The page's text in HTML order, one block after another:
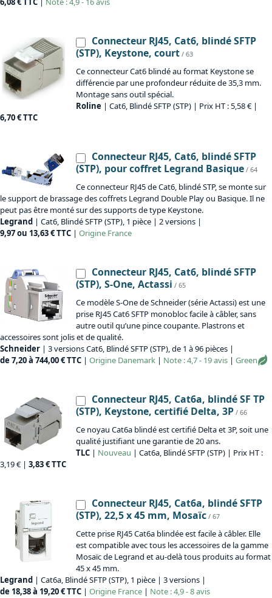
Connecteur RJ45, Cat6, blindé SFTP
(STP), Keystone, court / 63
Ce connecteur Cat6 blindé au format Keystone se
différencie par une profondeur réduite de 35,3 mm.
Montage sans outil spécial.
Roline | Cat6, Blindé SFTP (STP) | Prix HT : 5,58 € |
6,70 € TTC
Connecteur RJ45, Cat6, blindé SFTP
(STP), pour coffret Legrand Basique / 64
Ce connecteur RJ45 de Cat6, blindé STP, se monte sur
le support de brassage des coffrets Legrand Double Play ou Basique. Il ne
peut pas être monté sur des supports de type Keystone.
Legrand | Cat6, Blindé SFTP (STP), 1 pièce | 2 versions |
9,97 ou 13,63 € TTC | Origine France
Connecteur RJ45, Cat6, blindé SFTP
(STP), S-One, Actassi / 65
Ce modèle S-One de Schneider (série Actassi) est une
prise RJ45 Cat6 SFTP monobloc facile à câbler, sans
autre outil qu’une pince coupante. Plastrons et
accessoires sont jolis et de qualité.
Schneider | 3 versions Cat6, Blindé SFTP (STP), de 1 à 96 pièces |
de 7,20 à 744,00 € TTC | Origine Danemark | Note : 4,7 - 19 avis | Green
Connecteur RJ45, Cat6a, blindé SF TP
(STP), Keystone, certifié Delta, 3P / 66
Ce noyau Cat6a blindé est certifié Delta et 3P, soit une
qualité justifiant une garantie de 20 ans.
TLC | Nouveau | Cat6a, Blindé SFTP (STP) | Prix HT :
3,19 € | 3,83 € TTC
Connecteur RJ45, Cat6a, blindé SFTP
(STP), 22,5 x 45 mm, Mosaïc / 67
Cette prise RJ45 Cat6a blindée est facile à câbler. Elle
est compatible avec tous les accessoires de la gamme
Mosaïc de Legrand et au-delà tous produits au format
45 x 45 mm.
Legrand | Cat6a, Blindé SFTP (STP), 1 pièce | 3 versions |
de 18,38 à 19,20 € TTC | Origine France | Note : 4,9 - 8 avis